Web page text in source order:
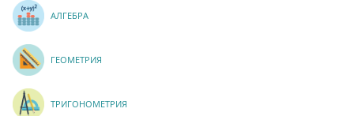
АЛГЕБРА
ГЕОМЕТРИЯ
ТРИГОНОМЕТРИЯ